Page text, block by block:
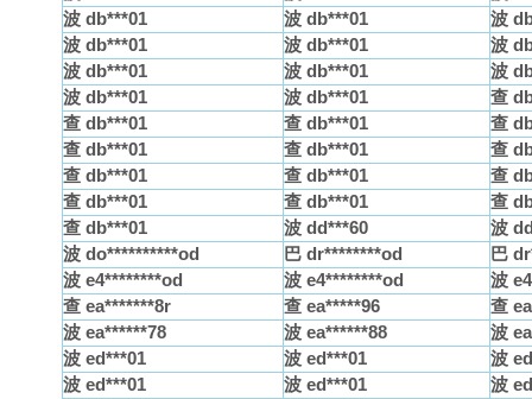
波 db***01
波 db***01
波
波 db***01
波 db***01
波
波 db***01
波 db***01
波
波 db***01
波 db***01
查
查 db***01
查 db***01
查
查 db***01
查 db***01
查
查 db***01
查 db***01
查
查 db***01
查 db***01
查
查 db***01
波 dd***60
波
波 do**********od
巴 dr********od
巴
波 e4********od
波 e4********od
波
查 ea*******8r
查 ea*****96
查
波 ea******78
波 ea******88
波
波 ed***01
波 ed***01
波
波 ed***01
波 ed***01
波